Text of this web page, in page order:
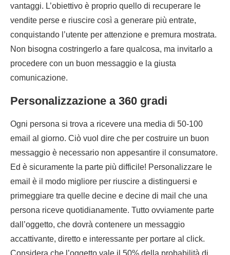
vantaggi. L’obiettivo è proprio quello di recuperare le
vendite perse e riuscire così a generare più entrate,
conquistando l’utente per attenzione e premura mostrata.
Non bisogna costringerlo a fare qualcosa, ma invitarlo a
procedere con un buon messaggio e la giusta
comunicazione.
Personalizzazione a 360 gradi
Ogni persona si trova a ricevere una media di 50-100
email al giorno. Ciò vuol dire che per costruire un buon
messaggio è necessario non appesantire il consumatore.
Ed è sicuramente la parte più difficile! Personalizzare le
email è il modo migliore per riuscire a distinguersi e
primeggiare tra quelle decine e decine di mail che una
persona riceve quotidianamente. Tutto ovviamente parte
dall’oggetto, che dovrà contenere un messaggio
accattivante, diretto e interessante per portare al click.
Considera che l’oggetto vale il 50% della probabilità di